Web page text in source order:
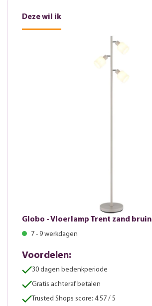
Deze wil ik
Globo - Vloerlamp Trent zand bruin
7 - 9 werkdagen
Voordelen:
30 dagen bedenkperiode
Gratis achteraf betalen
Trusted Shops score: 4.57 / 5